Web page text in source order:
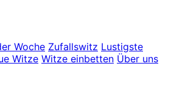
Woche Zufallswitz Lustigste
Witze Witze einbetten Über uns